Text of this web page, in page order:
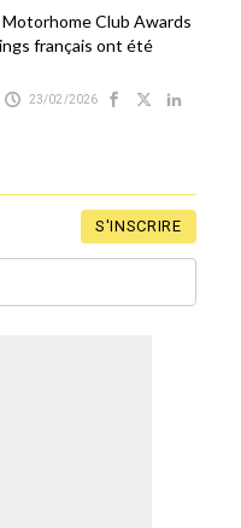
Motorhome Club Awards
français ont été
23/02/2026
S'INSCRIRE